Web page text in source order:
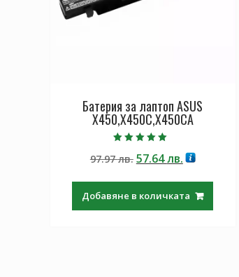
Батерия за лаптоп ASUS
X450,X450C,X450CA
5.00
от 5
97.97лв. Original
97.97 лв..
57.64лв.Текущата
57.64 лв..
Добавяне в количката